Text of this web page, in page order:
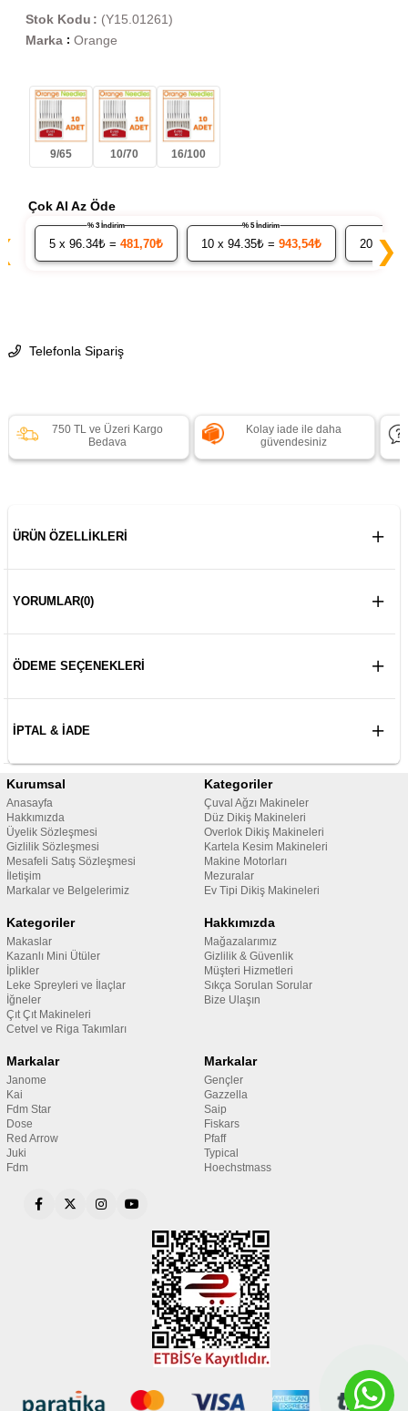
(Y15.01261)
Stok Kodu
Marka : Orange
9/65 10/70 16/100
Çok Al Az Öde
5x 96.34₺ = 481,70₺
% 3 İndirim
10x 94.35₺ = 943,54₺
% 5 İndirim
20x❯
Telefonla Sipariş
750 TL ve Üzeri Kargo
Bedava
Kolay iade ile daha
güvendesiniz
ÜRÜN ÖZELLIKLERI
YORUMLAR(0)
ÖDEME SEÇENEKLERI
İPTAL & İADE
Kurumsal
Anasayfa
Hakkımızda
Üyelik Sözleşmesi
Gizlilik Sözleşmesi
Mesafeli Satış Sözleşmesi
İletişim
Markalar ve Belgelerimiz
Kategoriler
Çuval Ağzı Makineler
Düz Dikiş Makineleri
Overlok Dikiş Makineleri
Kartela Kesim Makineleri
Makine Motorları
Mezuralar
Ev Tipi Dikiş Makineleri
Kategoriler
Makaslar
Kazanlı Mini Ütüler
İplikler
Leke Spreyleri ve İlaçlar
İğneler
Çıt Çıt Makineleri
Cetvel ve Riga Takımları
Hakkımızda
Mağazalarımız
Gizlilik & Güvenlik
Müşteri Hizmetleri
Sıkça Sorulan Sorular
Bize Ulaşın
Markalar
Janome
Kai
Fdm Star
Dose
Red Arrow
Juki
Fdm
Markalar
Gençler
Gazzella
Saip
Fiskars
Pfaff
Typical
Hoechstmass